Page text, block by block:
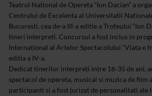
Teatrul National de Opereta “Ion Dacian” a
Centrului de Excelenta al Universitatii
Bucuresti, cea de-a III-a editie a Trofeului “Ion
tineri interpreti. Concursul a fost inclus in
International al Artelor Spectacolului “Viata e
editia a IV-a.
Dedicat tinerilor interpreti intre 16-35 de ani,
spectacol de opereta, musical si muzica de film
participanti si a fost jurizat de personalitati ale